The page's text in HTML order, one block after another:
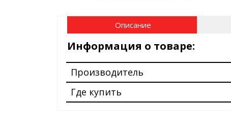
Описание
Информация о товаре:
Производитель
Где купить